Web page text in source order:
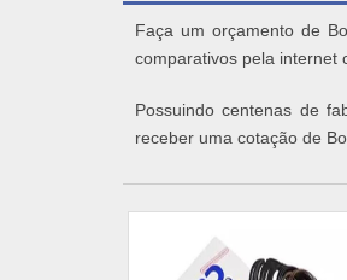
Faça um orçamento de
comparativos pela internet
Possuindo centenas de
receber uma cotação de